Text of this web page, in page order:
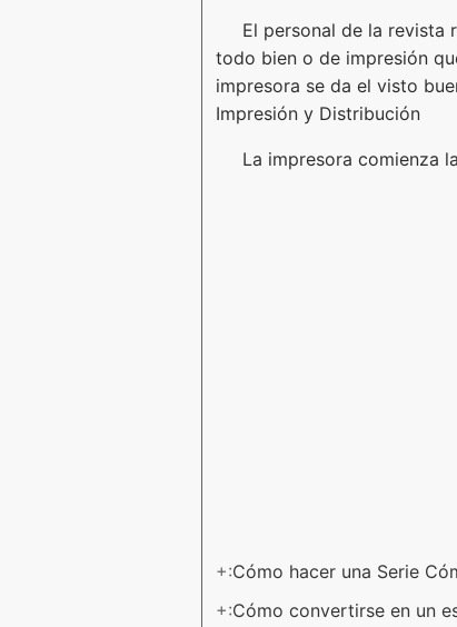
El personal de la revista
todo bien o de impresión
impresora se da el visto
Impresión y Distribución
La impresora comienza
+:Cómo hacer una Serie
+:Cómo convertirse en un